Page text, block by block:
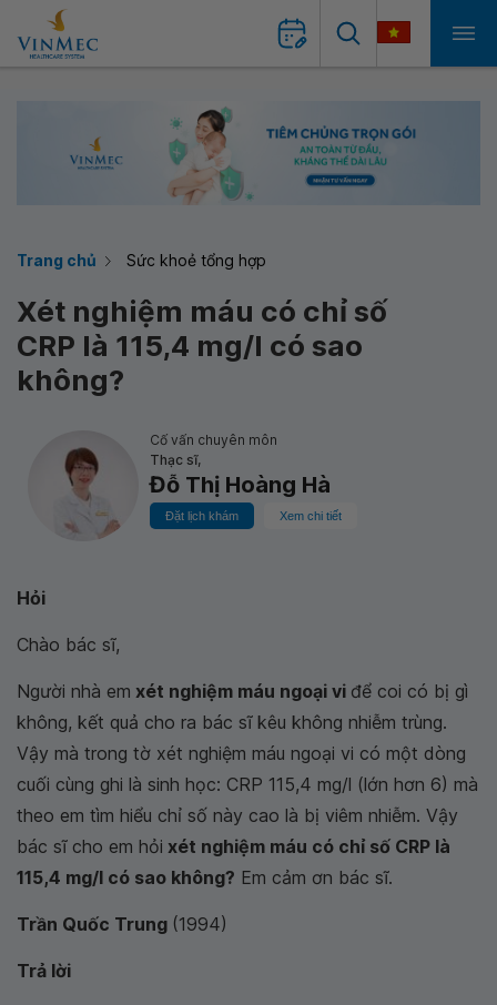
Trang chủ Sức khoẻ tổng hợp
Xét nghiệm máu có chỉ số
CRP là 115,4 mg/l có sao
không?
Cố vấn chuyên môn
Thạc sĩ,
Đỗ Thị Hoàng Hà
Đặt lịch khám Xem chi tiết
Hỏi
Chào bác sĩ,
Người nhà em xét nghiệm máu ngoại vi để coi có bị gì
không, kết quả cho ra bác sĩ kêu không nhiễm trùng.
Vậy mà trong tờ xét nghiệm máu ngoại vi có một dòng
cuối cùng ghi là sinh học: CRP 115,4 mg/l (lớn hơn 6) mà
theo em tìm hiểu chỉ số này cao là bị viêm nhiễm. Vậy
bác sĩ cho em hỏi xét nghiệm máu có chỉ số CRP là
115,4 mg/l có sao không? Em cảm ơn bác sĩ.
Trần Quốc Trung (1994)
Trả lời